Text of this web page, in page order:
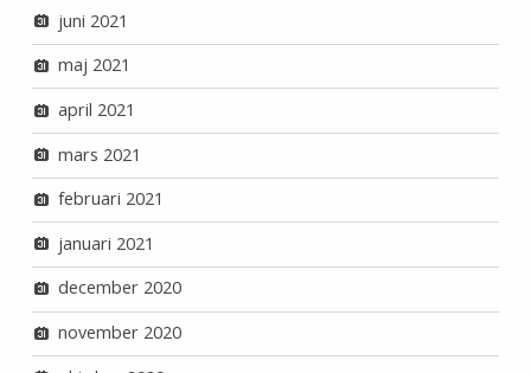
juni 2021
maj 2021
april 2021
mars 2021
februari 2021
januari 2021
december 2020
november 2020